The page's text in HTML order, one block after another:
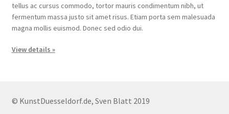
tellus ac cursus commodo, tortor mauris condimentum nibh, ut
fermentum massa justo sit amet risus. Etiam porta sem malesuada
magna mollis euismod. Donec sed odio dui.
View details »
© KunstDuesseldorf.de, Sven Blatt 2019